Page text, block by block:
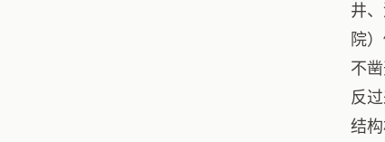
井
院
不
反
结